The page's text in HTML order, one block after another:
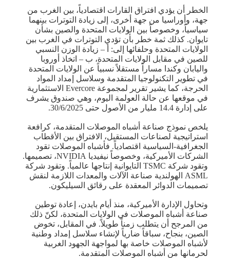
الخطر أن يؤدي افتراق القارات اقتصادياً، بين الغرب من
جهة، وأوراسيا من جهة أخرى، إلى زيادة التوترات بينهما
سياسياً، وخصوصاً بين الولايات المتحدة والصين بشأن
تايوان. كذلك ثمة خطر بأن تؤدي التوترات في الغرب بين
الولايات المتحدة وحلفائها إلى: أ – زيادة الوزن النسبي
للصين في مقابل الولايات المتحدة، ب – اتخاذ أوروبا
واليابان وكندا مساراً مستقلاً نسبياً عن الولايات المتحدة
في تطوير التكنولوجيا المتقدمة وسلاسل إمداد المواد
الحرجة، كما يشير تقرير لمجموعة Evercore الاستثمارية
في موقعها عن حالة العولمة اليوم، وهي صندوق يشرف
على إدارة 14.4 مليار من الأصول حتى 30/6/2025.
يلخص نموذج صناعة أشباه الموصلات المتقدمة، كرافعة
استراتيجية لصناعات المستقبل، الافتراق بين الأقطاب
الجغرافية-السياسية اقتصادياً. فأشباه الموصلات تقود
الشركات الأميركية، وخصوصاً نيفيديا NVIDIA، تصميمها.
وتقود شركة TSMC التايوانية إنتاجها عالمياً. وتقود شركة
ASML الهولندية صناعة الآلات والمعدات اللازمة لنقش
تصميمات الدوائر المعقدة على رقائق السيليكون.
وتحاول الإدارة الأميركية، منذ أيام بايدن، إعادة توطين
صناعة أشباه الموصلات في الولايات المتحدة، لكنّ ذلك
من المرجح أن يتطلب زمناً طويلاً. في المقابل، تخوض
الصين، بنجاح، سباقاً ضارياً لإنشاء سلاسل إمداد وطنية
لأشباه الموصلات خاصة بها لمواجهة الجهود الغربية
لحرمانها من أشباه الموصلات المتقدمة.